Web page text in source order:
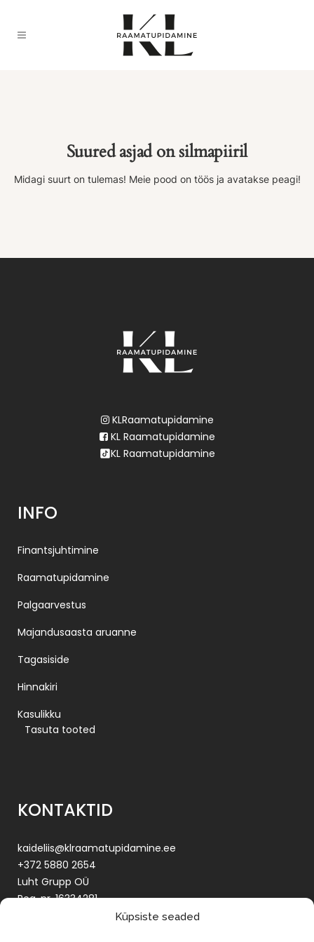
Küpsiste seaded
Suured asjad on silmapiiril
Midagi suurt on tulemas! Meie pood on töös ja avatakse peagi!
KLRaamatupidamine
KL Raamatupidamine
KL Raamatupidamine
INFO
Finantsjuhtimine
Raamatupidamine
Palgaarvestus
Majandusaasta aruanne
Tagasiside
Hinnakiri
Kasulikku
Tasuta tooted
KONTAKTID
kaideliis@klraamatupidamine.ee
+372 5880 2654
Luht Grupp OÜ
Reg. nr. 16334281